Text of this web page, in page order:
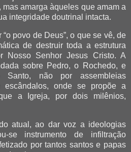
amarga àqueles que amam a
integridade doutrinal intacta.
povo de Deus”, o que se vê, de
de destruir toda a estrutura
Nosso Senhor Jesus Cristo. A
sobre Pedro, o Rochedo, e
Santo, não por assembleias
escândalos, onde se propõe a
a Igreja, por dois milênios,
atual, ao dar voz a ideologias
se instrumento de infiltração
por tantos santos e papas